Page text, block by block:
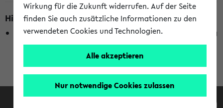
Hinweise zur Liste
Die Anzeige ist semesterübergreifend und nicht abhängig
vom im eKVV gewählten Semester.
Facebook Instagram LinkedIn TikTok
Wirkung für die Zukunft widerrufen. Auf der Seite
finden Sie auch zusätzliche Informationen zu den
verwendeten Cookies und Technologien.
Alle akzeptieren
Nur notwendige Cookies zulassen